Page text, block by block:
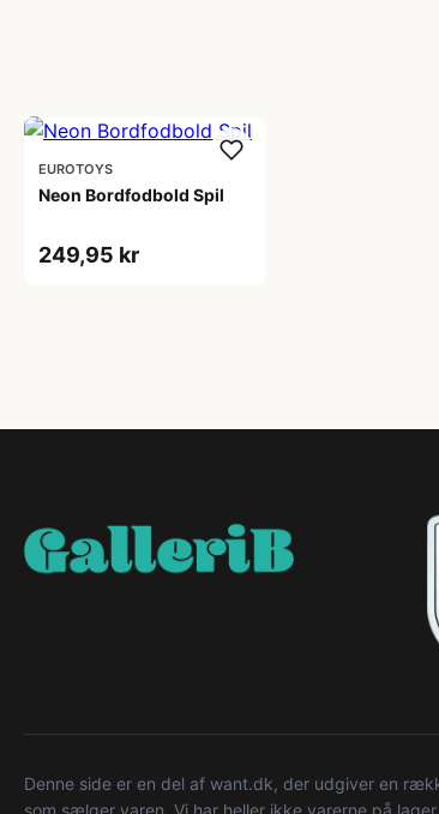
EUROTOYS
Neon Bordfodbold Spil
249,95 kr
Denne side er en del af want.dk, der udgiver en